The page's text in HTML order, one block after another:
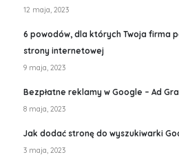
12 maja, 2023
6 powodów, dla których Twoja firma
strony internetowej
9 maja, 2023
Bezpłatne reklamy w Google – Ad
8 maja, 2023
Jak dodać stronę do wyszukiwarki
3 maja, 2023